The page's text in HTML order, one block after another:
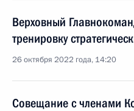
Верховный
тренировку
26 октября 2022 года, 14:20
Совещание с членами